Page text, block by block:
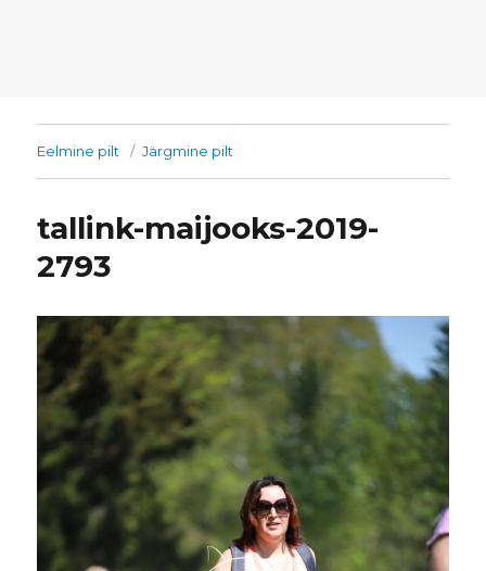
Eelmine pilt Järgmine pilt
tallink-maijooks-2019-
2793